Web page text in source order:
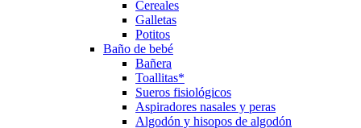
Cereales
Galletas
Potitos
Baño de bebé
Bañera
Toallitas*
Sueros fisiológicos
Aspiradores nasales y peras
Algodón y hisopos de algodón